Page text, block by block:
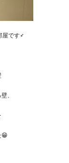
屋です‍‍♂️
、
😁